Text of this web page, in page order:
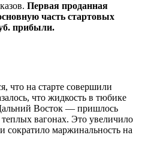
Первая проданная
часть стартовых
прибыли.
что на старте совершили
что жидкость в тюбике
Восток — пришлось
теплых вагонах. Это увеличило
сократило маржинальность на